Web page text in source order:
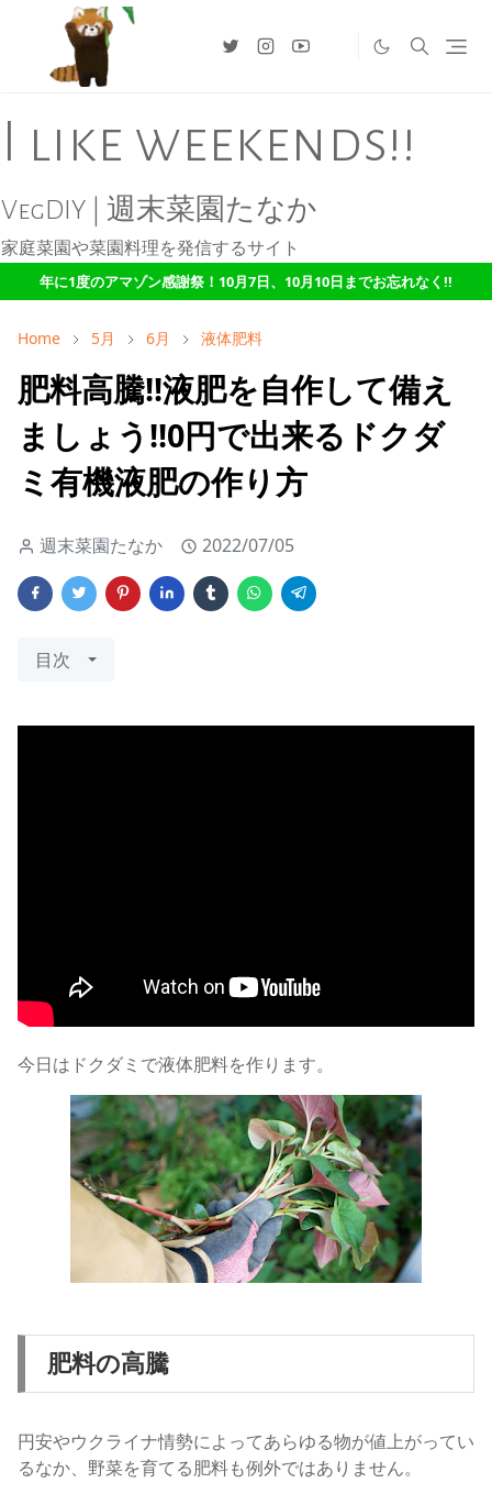
I like weekends!!
VegDIY | 週末菜園たなか
家庭菜園や菜園料理を発信するサイト
年に1度のアマゾン感謝祭！10月7日、10月10日までお忘れなく!!
Home 5月 6月 液体肥料
肥料高騰!!液肥を自作して備え
ましょう!!0円で出来るドクダ
ミ有機液肥の作り方
週末菜園たなか 2022/07/05
目次
今日はドクダミで液体肥料を作ります。
肥料の高騰
円安やウクライナ情勢によってあらゆる物が値上がってい
るなか、野菜を育てる肥料も例外ではありません。